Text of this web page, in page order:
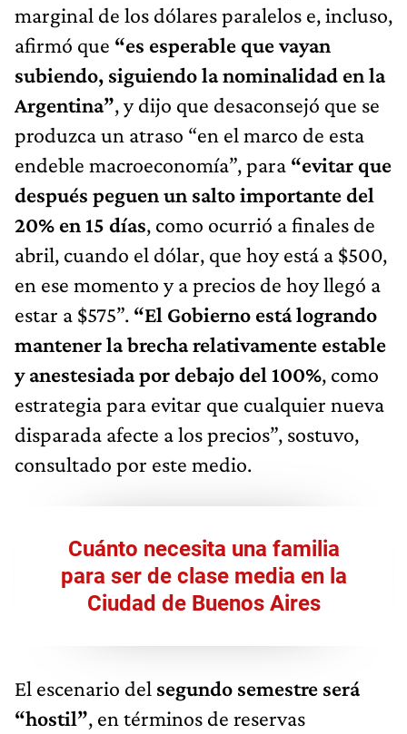
marginal de los dólares paralelos e, incluso,
afirmó que “es esperable que vayan
subiendo, siguiendo la nominalidad en la
Argentina”, y dijo que desaconsejó que se
produzca un atraso “en el marco de esta
endeble macroeconomía”, para “evitar que
después peguen un salto importante del
20% en 15 días, como ocurrió a finales de
abril, cuando el dólar, que hoy está a $500,
en ese momento y a precios de hoy llegó a
estar a $575”. “El Gobierno está logrando
mantener la brecha relativamente estable
y anestesiada por debajo del 100%, como
estrategia para evitar que cualquier nueva
disparada afecte a los precios”, sostuvo,
consultado por este medio.
Cuánto necesita una familia
para ser de clase media en la
Ciudad de Buenos Aires
El escenario del segundo semestre será
“hostil”, en términos de reservas